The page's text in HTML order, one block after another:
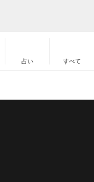
占い すべて